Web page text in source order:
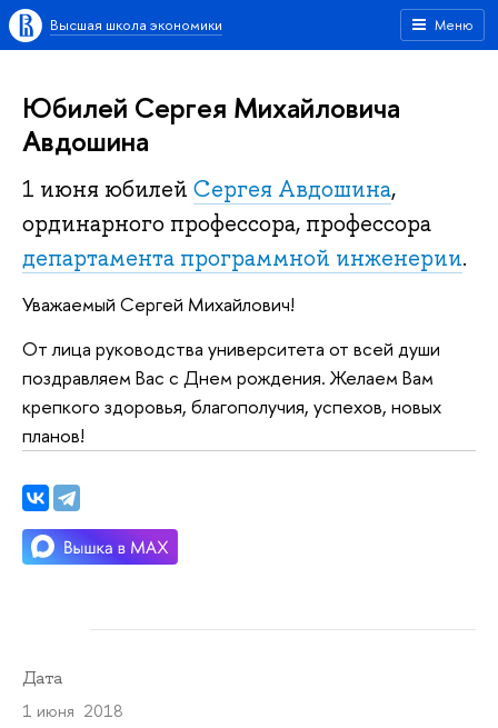
Меню
Высшая школа экономики
Юбилей Сергея Михайловича
Авдошина
1 июня юбилей Сергея Авдошина,
ординарного профессора, профессора
департамента программной инженерии.
Уважаемый Сергей Михайлович!
От лица руководства университета от всей души
поздравляем Вас с Днем рождения. Желаем Вам
крепкого здоровья, благополучия, успехов, новых
планов!
Дата
1 июня 2018